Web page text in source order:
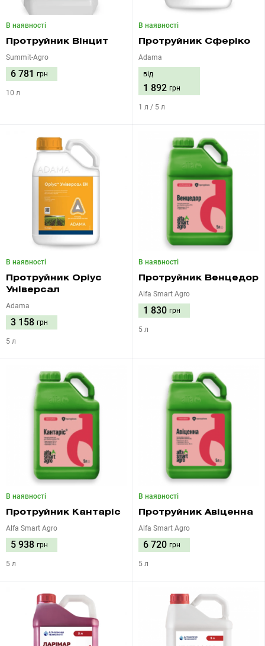
В наявності
Протруйник Вінцит
Summit-Agro
6 781 грн
10 л
В наявності
Протруйник Сферіко
Adama
від
1 892 грн
1 л / 5 л
В наявності
Протруйник Оріус
Універсал
Adama
3 158 грн
5 л
В наявності
Протруйник Венцедор
Alfa Smart Agro
1 830 грн
5 л
В наявності
Протруйник Кантаріс
Alfa Smart Agro
5 938 грн
5 л
В наявності
Протруйник Авіценна
Alfa Smart Agro
6 720 грн
5 л